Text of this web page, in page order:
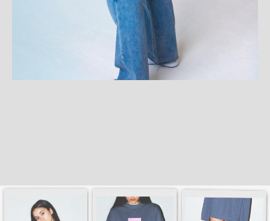
Связаться с нами
Работа менеджера с 9:00 до 18:00